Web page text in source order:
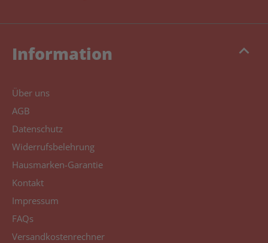
keyboard_arrow_up
Information
Über uns
AGB
Datenschutz
Widerrufsbelehrung
Hausmarken-Garantie
Kontakt
Impressum
FAQs
Versandkostenrechner